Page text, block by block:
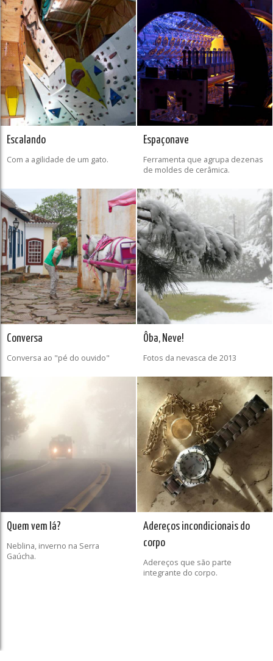
Escalando
Com a agilidade de um gato.
Espaçonave
Ferramenta que agrupa dezenas
de moldes de cerâmica.
Conversa
Conversa ao "pé do ouvido"
Ôba, Neve!
Fotos da nevasca de 2013
Quem vem lá?
Neblina, inverno na Serra
Gaúcha.
Adereços incondicionais do
corpo
Adereços que são parte
integrante do corpo.